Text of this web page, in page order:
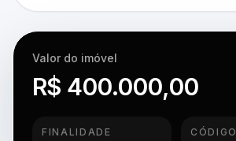
Valor do imóvel
R$ 400.000,00
FINALIDADE CÓDIGO